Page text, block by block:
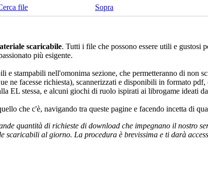
file Sopra
scaricabile. Tutti i file che possono essere utili e gustosi
più esigente.
e stampabili nell'omonima sezione, che permetteranno di non
ne facesse richiesta), scannerizzati e disponibili in formato
EL stessa, e alcuni giochi di ruolo ispirati ai librogame ideati
che c'è, navigando tra queste pagine e facendo incetta di
quantità di richieste di download che impegnano il nostro
scaricabili al giorno. La procedura è brevissima e ti darà